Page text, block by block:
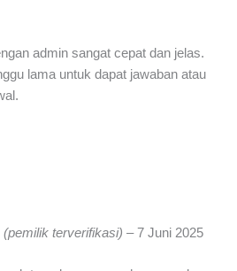
admin sangat cepat dan jelas.
lama untuk dapat jawaban atau
(pemilik terverifikasi) – 7 Juni 2025